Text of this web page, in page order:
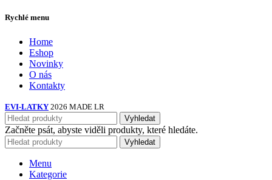
Rychlé menu
Home
Eshop
Novinky
O nás
Kontakty
EVI-LATKY 2026 MADE LR
Vyhledat
Začněte psát, abyste viděli produkty, které hledáte.
Vyhledat
Menu
Kategorie